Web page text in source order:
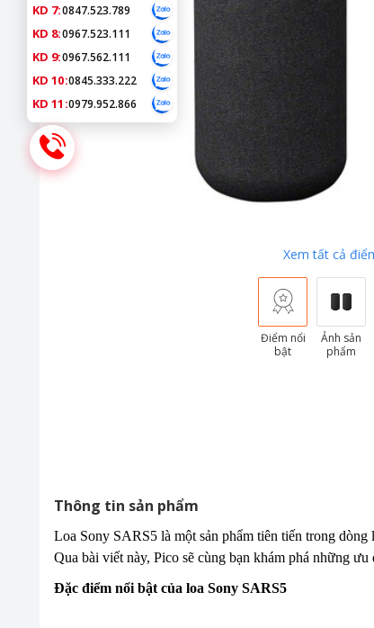
Xem tất cả
Điểm nổi
bật
Ảnh sản
phẩm
Thông tin sản phẩm
Loa Sony SARS5 là một sản phẩm tiên tiến trong
Qua bài viết này, Pico sẽ cùng bạn khám phá những
Đặc điểm nổi bật của loa Sony SARS5
KD 7:0847.523.789
KD 8:0967.523.111
KD 9:0967.562.111
KD 10:0845.333.222
KD 11:0979.952.866